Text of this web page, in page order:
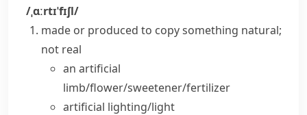
/ˌɑːrtɪˈfɪʃl/
made or produced to copy something natural;
not real
an artificial
limb/flower/sweetener/fertilizer
artificial lighting/light